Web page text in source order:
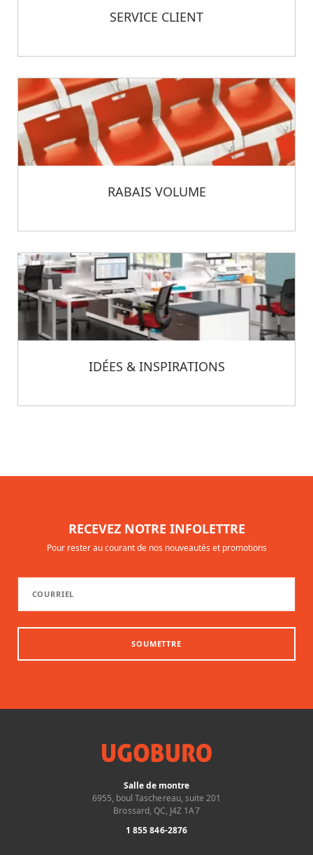
SERVICE CLIENT
RABAIS VOLUME
IDÉES & INSPIRATIONS
RECEVEZ NOTRE INFOLETTRE
Pour rester au courant de nos nouveautés et promotions
SOUMETTRE
Salle de montre
6955, boul Taschereau, suite 201
Brossard, QC, J4Z 1A7
1 855 846-2876